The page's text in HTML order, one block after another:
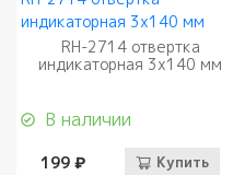
RH-2714 отвертка
индикаторная 3х140 мм
В наличии
199 ₽ Купить